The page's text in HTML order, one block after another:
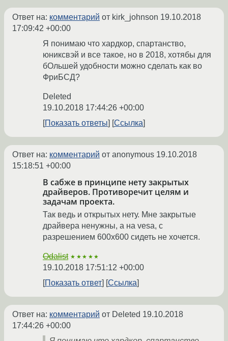
Ответ на: комментарий от kirk_johnson 19.10.2018
17:09:42 +00:00
Я понимаю что хардкор, спартанство,
юниксвэй и все такое, но в 2018, хотябы для
бОльшей удобности можно сделать как во
ФриБСД?
Deleted
19.10.2018 17:44:26 +00:00
Показать ответы
Ссылка
Ответ на: комментарий от anonymous 19.10.2018
15:18:51 +00:00
В сабже в принципе нету закрытых
драйверов. Противоречит целям и
задачам проекта.
Так ведь и открытых нету. Мне закрытые
драйвера ненужны, а на vesa, с
разрешением 600x600 сидеть не хочется.
Odalist ★★★★★
19.10.2018 17:51:12 +00:00
Показать ответ
Ссылка
Ответ на: комментарий от Deleted 19.10.2018
17:44:26 +00:00